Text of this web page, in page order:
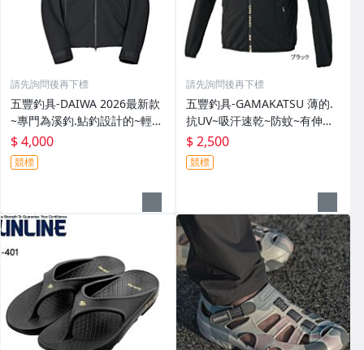
請先詢問後再下標
五豐釣具-DAIWA 2026最新款
~專門為溪釣.鮎釣設計的~輕
便.薄的短版防水雨衣DR-3926J
外套特價4000元
$ 4,000
競標
請先詢問後再下標
五豐釣具-GAMAKATSU 薄的.
抗UV~吸汗速乾~防蚊~有伸縮
彈性付帽防曬外套 GM-3547
特價2000元
$ 2,500
競標